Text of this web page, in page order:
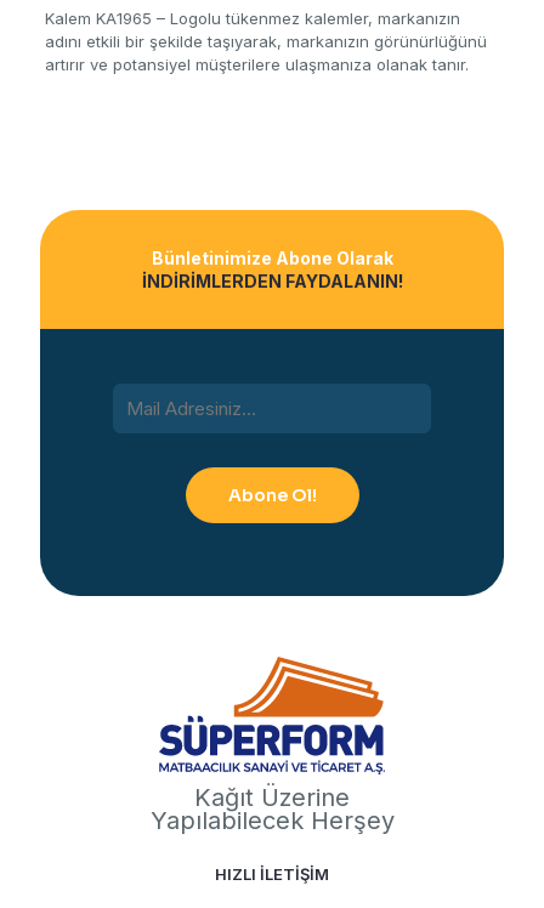
Kalem KA1965 – Logolu tükenmez kalemler, markanızın
adını etkili bir şekilde taşıyarak, markanızın görünürlüğünü
artırır ve potansiyel müşterilere ulaşmanıza olanak tanır.
Bünletinimize Abone Olarak
İNDİRİMLERDEN FAYDALANIN!
Kağıt Üzerine
Yapılabilecek Herşey
HIZLI İLETİŞİM